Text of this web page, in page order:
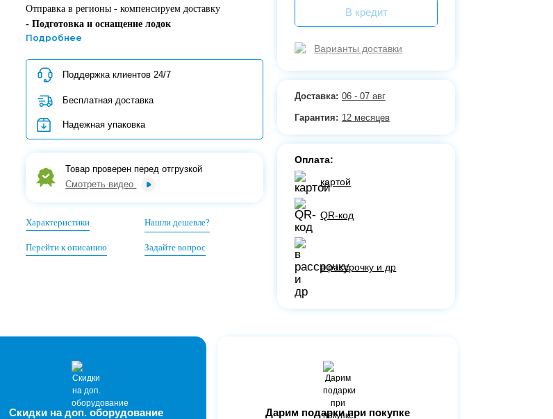
Отправка в регионы - компенсируем доставку
- Подготовка и оснащение лодок
- Проверка лодок перед отгрузкой
- Самый крупный лодочный сервис в СПб
- Поддержка клиентов 24/7
- Надежная упаковка товара для регионов
- Официальный сервис-центр SOLAR в СПб
Кредит/Рассрочка/QR-код/Картой
Подробнее
Поддержка клиентов 24/7
Бесплатная доставка
Надежная упаковка
Товар проверен перед отгрузкой
Смотреть видео
Характеристики
Перейти к описанию
Нашли дешевле?
Задайте вопрос
В кредит
Варианты доставки
Доставка: 06 - 07 авг
Гарантия: 12 месяцев
Оплата:
картой
QR-код
в рассрочку и др
Скидки на доп. оборудование Дарим подарки при покупке